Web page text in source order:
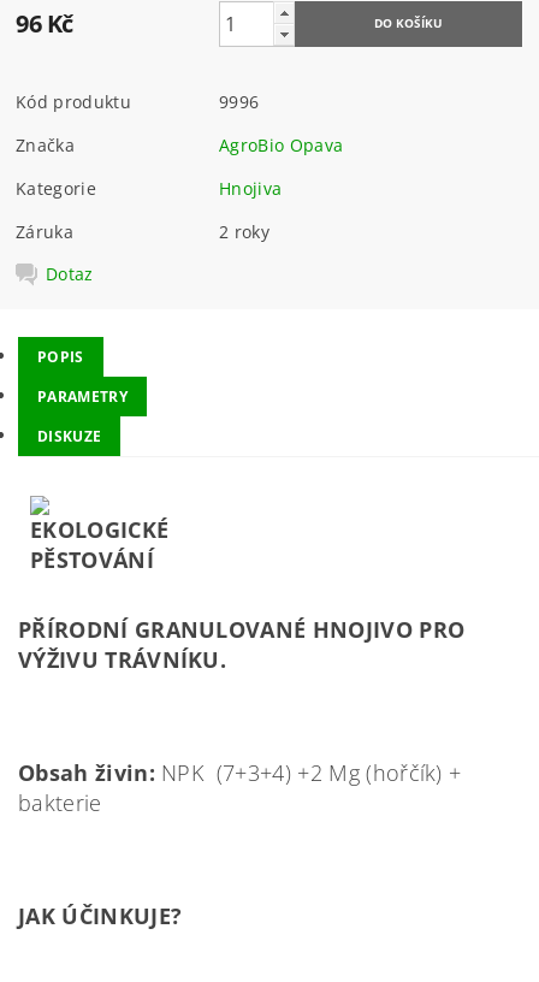
96 Kč
Kód produktu
9996
Značka
AgroBio Opava
Kategorie
Hnojiva
Záruka
2 roky
Dotaz
POPIS
PARAMETRY
DISKUZE
PŘÍRODNÍ GRANULOVANÉ HNOJIVO PRO
VÝŽIVU TRÁVNÍKU.
Obsah živin: NPK (7+3+4) +2 Mg (hořčík) +
bakterie
JAK ÚČINKUJE?